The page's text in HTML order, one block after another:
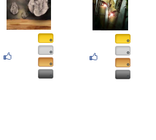
۰
۰
۰
۰
۰
۰
۰
۰